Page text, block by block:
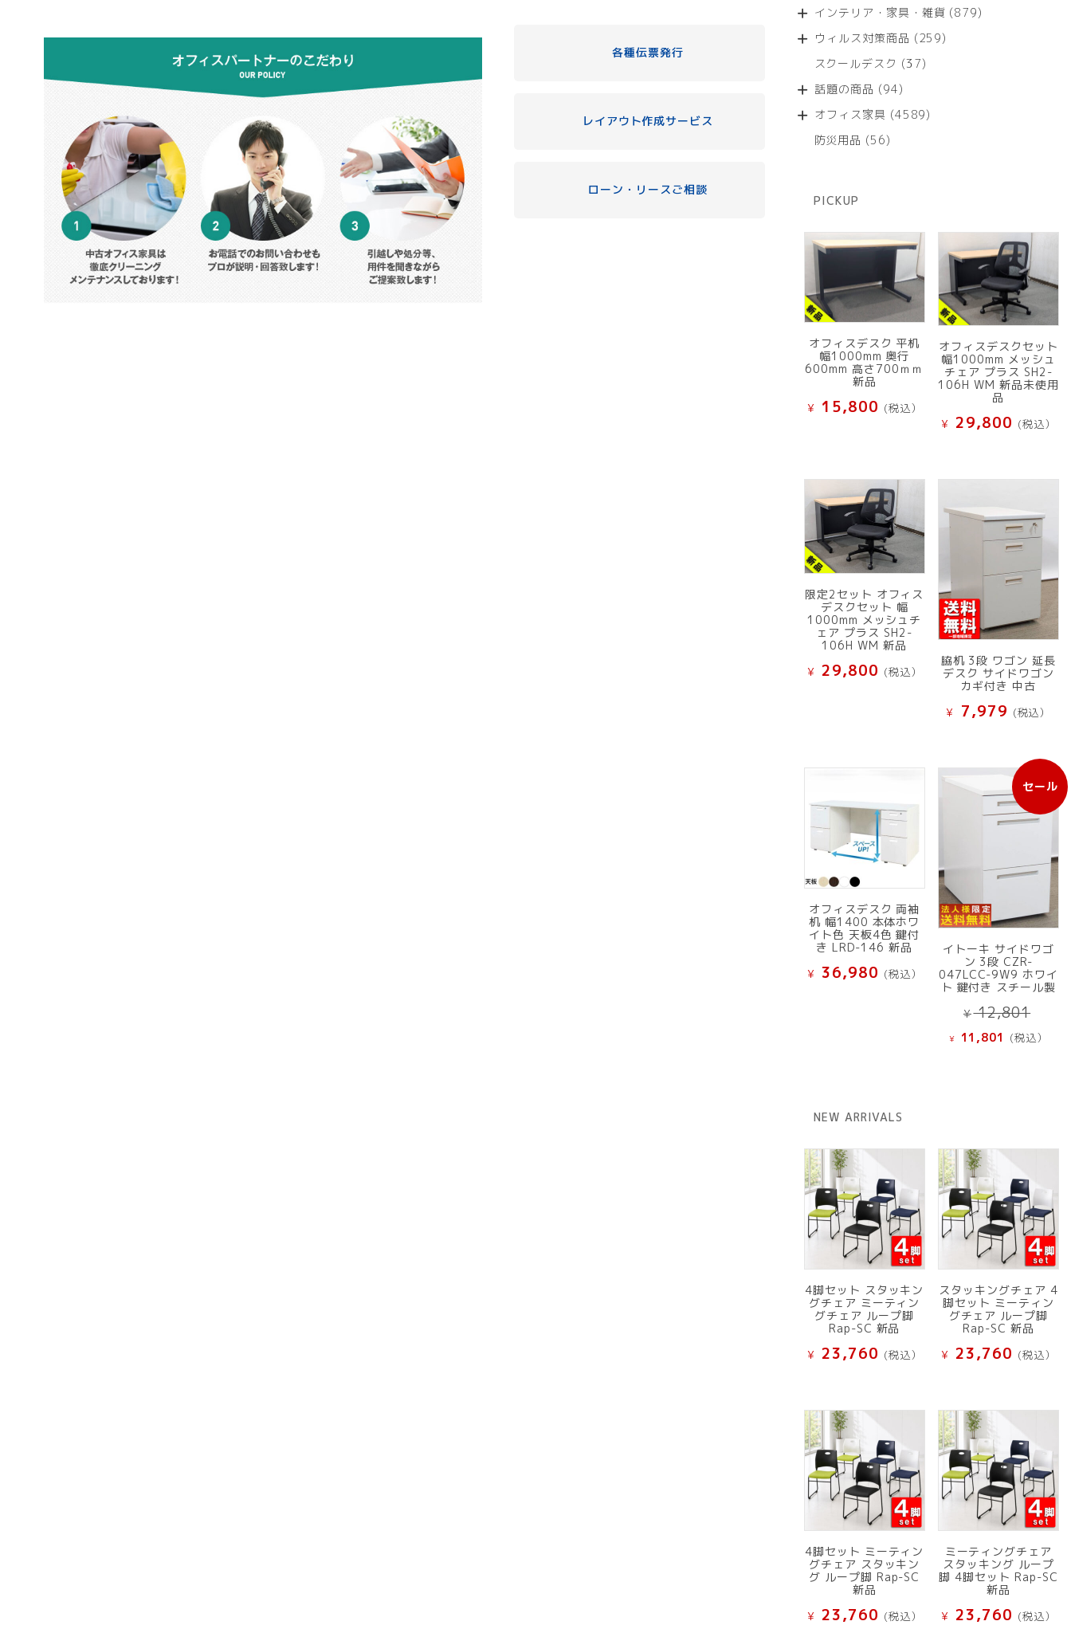
各種伝票発行
レイアウト作成サービス
ローン・リースご相談
商
の
商
インテリア・家具・雑貨 879879
ウィルス対策商品 259259
スクールデスク 3737
商
話題の商品 9494
の
オフィス家具 45894589
防災用品 5656
PICKUP
オフィスデスク 平机
幅1000mm 奥行
600mm 高さ700ｍｍ
新品
¥ 15,800 (税込）
オフィスデスクセット
幅1000mm メッシュ
チェア プラス SH2-
106H WM 新品未使用
品
¥ 29,800 (税込）
限定2セット オフィス
デスクセット 幅
1000mm メッシュチ
ェア プラス SH2-
106H WM 新品
¥ 29,800 (税込）
脇机 3段 ワゴン 延長
デスク サイドワゴン
カギ付き 中古
¥ 7,979 (税込）
オフィスデスク 両袖
机 幅1400 本体ホワ
イト色 天板4色 鍵付
き LRD-146 新品
¥ 36,980 (税込）
セール
販
売
中
品
イトーキ サイドワゴ
ン 3段 CZR-
047LCC-9W9 ホワイ
ト 鍵付き スチール製
¥12,801
の
価
¥ 11,801 現
で
す。
(税込）
NEW ARRIVALS
4脚セット スタッキン
グチェア ミーティン
グチェア ループ脚
Rap-SC 新品
¥ 23,760 (税込）
スタッキングチェア 4
脚セット ミーティン
グチェア ループ脚
Rap-SC 新品
¥ 23,760 (税込）
4脚セット ミーティン
グチェア スタッキン
グ ループ脚 Rap-SC
新品
¥ 23,760 (税込）
ミーティングチェア
スタッキング ループ
脚 4脚セット Rap-SC
新品
¥ 23,760 (税込）